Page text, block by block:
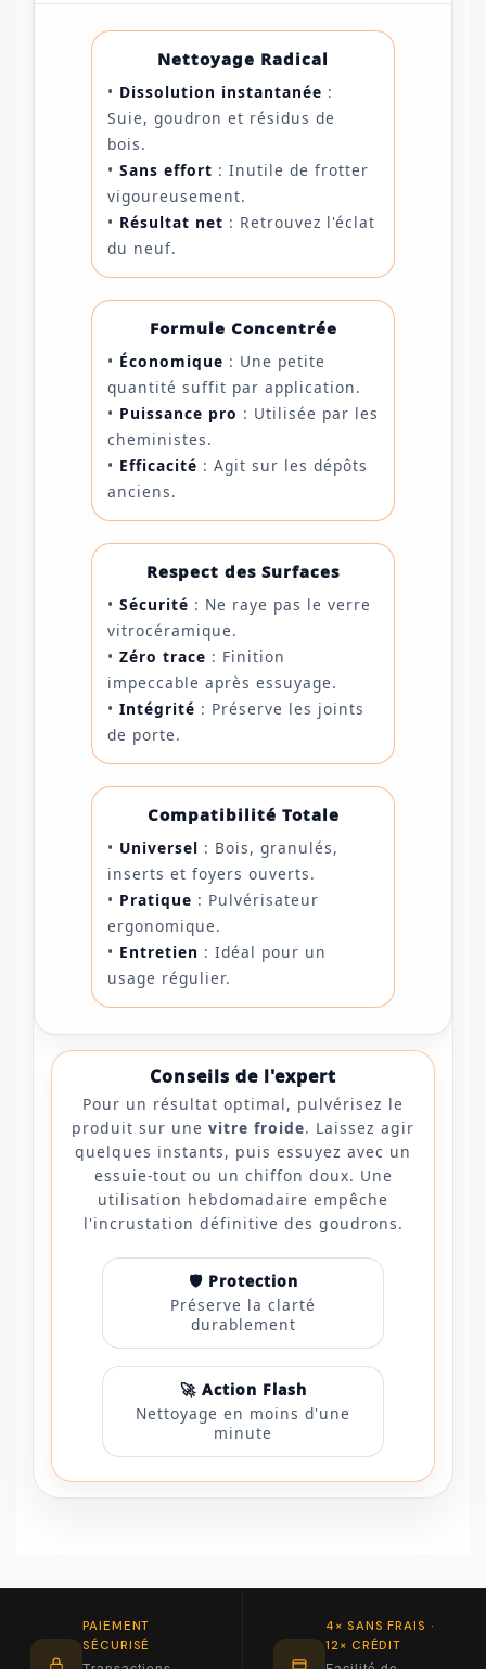
Nettoyage Radical
• Dissolution instantanée :
Suie, goudron et résidus de
bois.
• Sans effort : Inutile de frotter
vigoureusement.
• Résultat net : Retrouvez l'éclat
du neuf.
Formule Concentrée
• Économique : Une petite
quantité suffit par application.
• Puissance pro : Utilisée par les
cheministes.
• Efficacité : Agit sur les dépôts
anciens.
Respect des Surfaces
• Sécurité : Ne raye pas le verre
vitrocéramique.
• Zéro trace : Finition
impeccable après essuyage.
• Intégrité : Préserve les joints
de porte.
Compatibilité Totale
• Universel : Bois, granulés,
inserts et foyers ouverts.
• Pratique : Pulvérisateur
ergonomique.
• Entretien : Idéal pour un
usage régulier.
Conseils de l'expert
Pour un résultat optimal, pulvérisez le
produit sur une vitre froide. Laissez agir
quelques instants, puis essuyez avec un
essuie-tout ou un chiffon doux. Une
utilisation hebdomadaire empêche
l'incrustation définitive des goudrons.
🛡️ Protection
Préserve la clarté
durablement
🚀 Action Flash
Nettoyage en moins d'une
minute
PAIEMENT
SÉCURISÉ
4× SANS FRAIS ·
12× CRÉDIT